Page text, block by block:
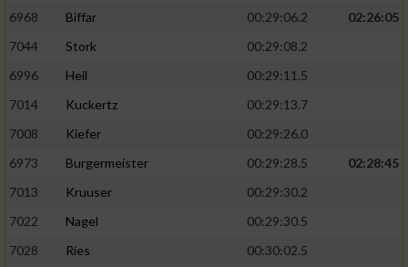
6968
Biffar 00:29:06.2
02:26:05
7044
Stork
00:29:08.2
6996
Heil
00:29:11.5
7014
Kuckertz
00:29:13.7
7008
Kiefer
00:29:26.0
6973
Burgermeister 00:29:28.5
02:28:45
7013
Kruuser
00:29:30.2
7022
Nagel
00:29:30.5
7028
Ries
00:30:02.5